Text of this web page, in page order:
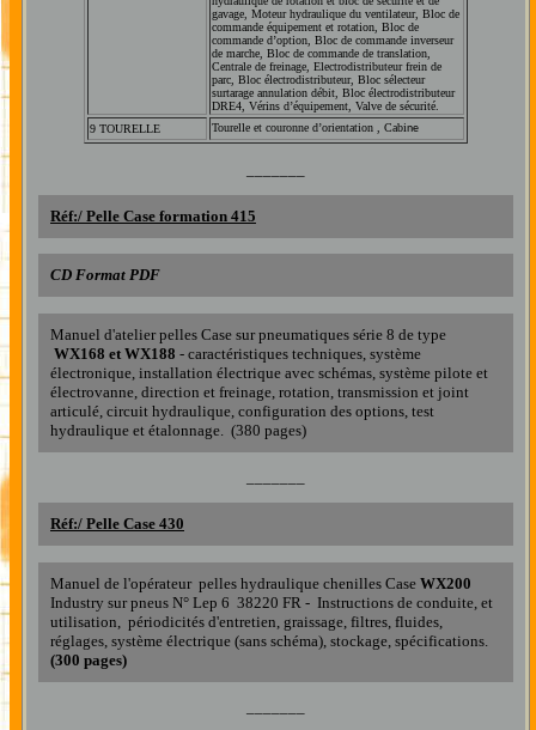
gavage, Moteur hydraulique du ventilateur, Bloc de
commande équipement et rotation, Bloc de
commande d’option, Bloc de commande inverseur
de marche, Bloc de commande de translation,
Centrale de freinage, Electrodistributeur frein de
parc, Bloc électrodistributeur, Bloc sélecteur
surtarage annulation débit, Bloc électrodistributeur
DRE4, Vérins d’équipement, Valve de sécurité.
9 TOURELLE
Tourelle et couronne d’orientation , Cabine
Réf:/ Pelle Case formation 415
CD Format PDF
Manuel d'atelier pelles Case sur pneumatiques série 8 de type
WX168 et WX188 - caractéristiques techniques, système
électronique, installation électrique avec schémas, système pilote et
électrovanne, direction et freinage, rotation, transmission et joint
articulé, circuit hydraulique, configuration des options, test
hydraulique et étalonnage. (380 pages)
Réf:/ Pelle Case 430
Manuel de l'opérateur pelles hydraulique chenilles Case WX200
Industry sur pneus N° Lep 6 38220 FR - Instructions de conduite, et
utilisation, périodicités d'entretien, graissage, filtres, fluides,
réglages, système électrique (sans schéma), stockage, spécifications.
(300 pages)